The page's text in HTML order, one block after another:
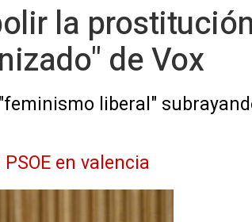
la
de Vox
liberal"
en valencia